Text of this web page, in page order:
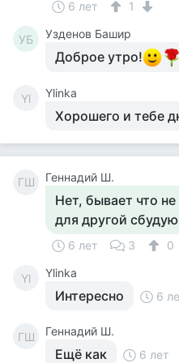
6 лет 1
УБ Узденов Башир
Доброе утро!
Yl Ylinka
Хорошего и тебе
ГШ Геннадий Ш.
Нет, бывает что
для другой
6 лет 3 0
Yl Ylinka
Интересно 6
ГШ Геннадий Ш.
Ещё как 6 лет